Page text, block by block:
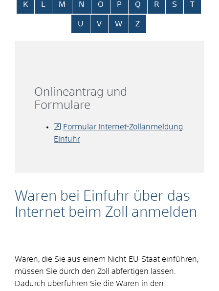
K L M N O P Q R S T
U V W Z
Waren bei Einfuhr über das
Internet beim Zoll anmelden
Waren, die Sie aus einem Nicht-EU-Staat einführen,
müssen Sie durch den Zoll abfertigen lassen.
Dadurch überführen Sie die Waren in den
Onlineantrag und
Formulare
Formular Internet-Zollanmeldung
Einfuhr